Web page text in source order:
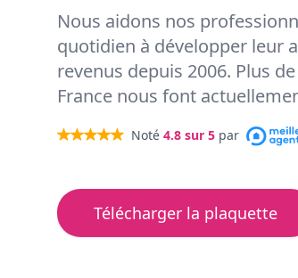
Nous aidons nos
quotidien à développer leur
revenus depuis 2006. Plus
France nous font
Noté 4.8 sur 5 par
Télécharger la plaquette